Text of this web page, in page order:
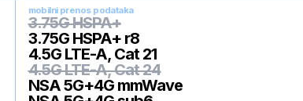
mobilni prenos podataka
3.75G HSPA+
3.75G HSPA+ r8
4.5G LTE-A, Cat 21
4.5G LTE-A, Cat 24
NSA 5G+4G mmWave